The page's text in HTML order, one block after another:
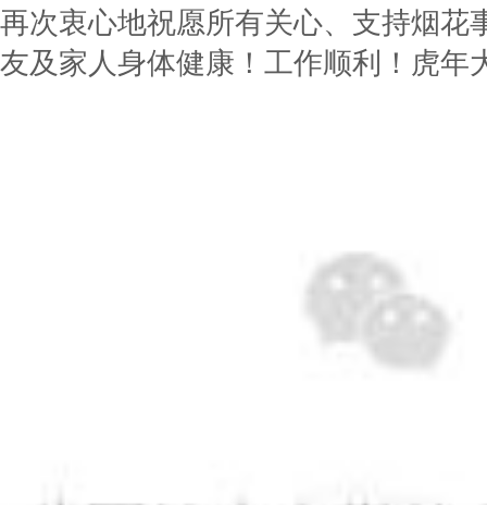
再次衷心地祝愿所有关心、支持烟花
友及家人身体健康！工作顺利！虎年